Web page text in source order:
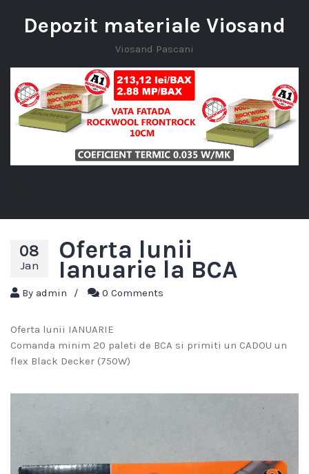
Depozit materiale Viosand
Viosand Pascani
08
Jan
Oferta lunii
Ianuarie la BCA
By admin / 0 Comments
Oferta lunii IANUARIE
Comanda minim 20 paleti de BCA si primiti un CADOU un
flex Black Decker (750W)